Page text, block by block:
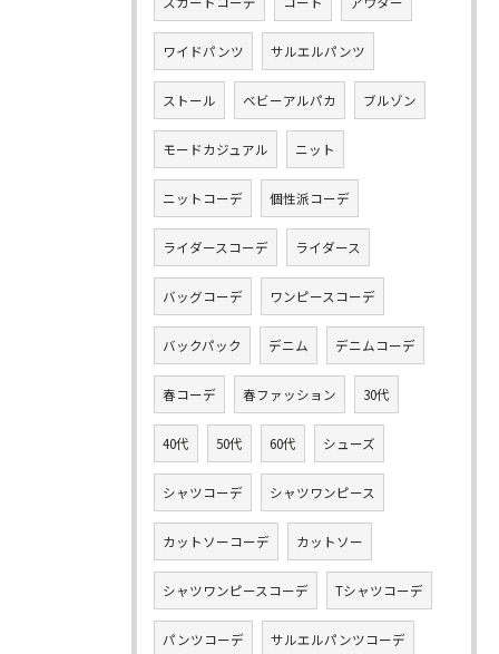
ワイドパンツ サルエルパンツ
ストール ベビーアルパカ ブルゾン
モードカジュアル ニット
ニットコーデ 個性派コーデ
ライダースコーデ ライダース
バッグコーデ ワンピースコーデ
バックパック デニム デニムコーデ
春コーデ 春ファッション 30代
40代 50代 60代 シューズ
シャツコーデ シャツワンピース
カットソーコーデ カットソー
シャツワンピースコーデ Tシャツコーデ
パンツコーデ サルエルパンツコーデ